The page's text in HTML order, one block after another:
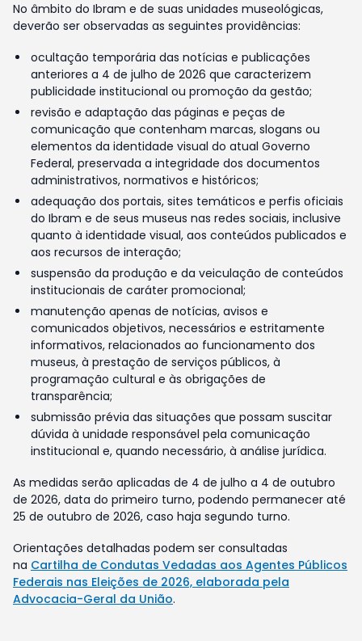
No âmbito do Ibram e de suas unidades museológicas,
deverão ser observadas as seguintes providências:
ocultação temporária das notícias e publicações
anteriores a 4 de julho de 2026 que caracterizem
publicidade institucional ou promoção da gestão;
revisão e adaptação das páginas e peças de
comunicação que contenham marcas, slogans ou
elementos da identidade visual do atual Governo
Federal, preservada a integridade dos documentos
administrativos, normativos e históricos;
adequação dos portais, sites temáticos e perfis oficiais
do Ibram e de seus museus nas redes sociais, inclusive
quanto à identidade visual, aos conteúdos publicados e
aos recursos de interação;
suspensão da produção e da veiculação de conteúdos
institucionais de caráter promocional;
manutenção apenas de notícias, avisos e
comunicados objetivos, necessários e estritamente
informativos, relacionados ao funcionamento dos
museus, à prestação de serviços públicos, à
programação cultural e às obrigações de
transparência;
submissão prévia das situações que possam suscitar
dúvida à unidade responsável pela comunicação
institucional e, quando necessário, à análise jurídica.
As medidas serão aplicadas de 4 de julho a 4 de outubro
de 2026, data do primeiro turno, podendo permanecer até
25 de outubro de 2026, caso haja segundo turno.
Orientações detalhadas podem ser consultadas
na Cartilha de Condutas Vedadas aos Agentes Públicos
Federais nas Eleições de 2026, elaborada pela
Advocacia-Geral da União.